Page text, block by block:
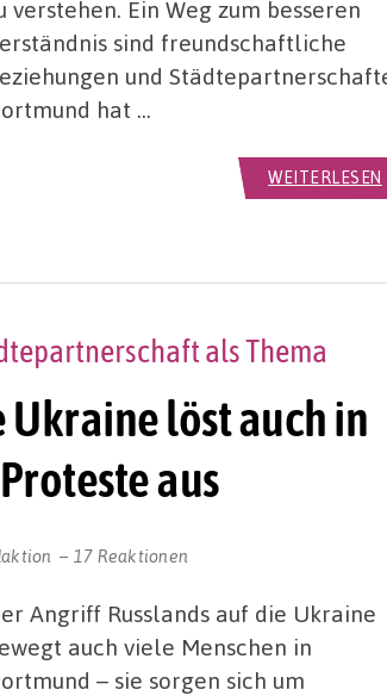
verstehen. Ein Weg zum besseren
sind freundschaftliche
und
hat …
WEITERLESEN
Ukraine löst auch in
aus
als Thema
17 Reaktionen
Angriff Russlands auf die Ukraine
auch viele Menschen in
– sie sorgen sich um